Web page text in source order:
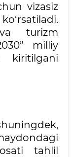
vizasiz
turizm
milliy
kiritilgani
tahlil